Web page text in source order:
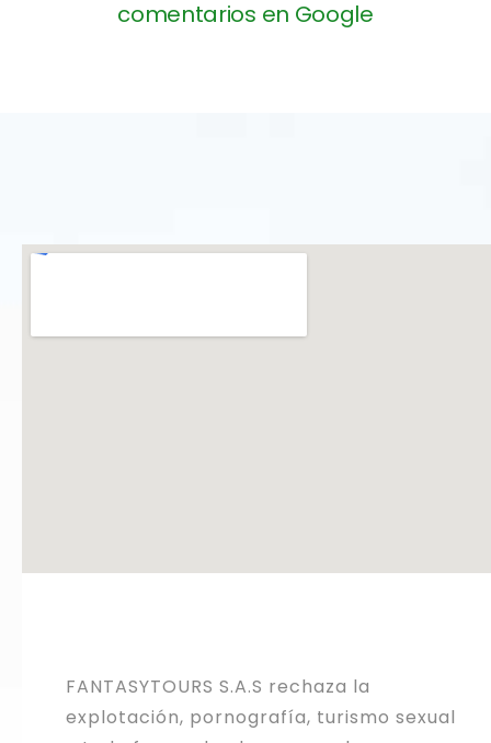
comentarios en Google
FANTASYTOURS S.A.S rechaza la
explotación, pornografía, turismo sexual